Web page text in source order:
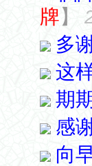
牌】
多
这
期
感
向